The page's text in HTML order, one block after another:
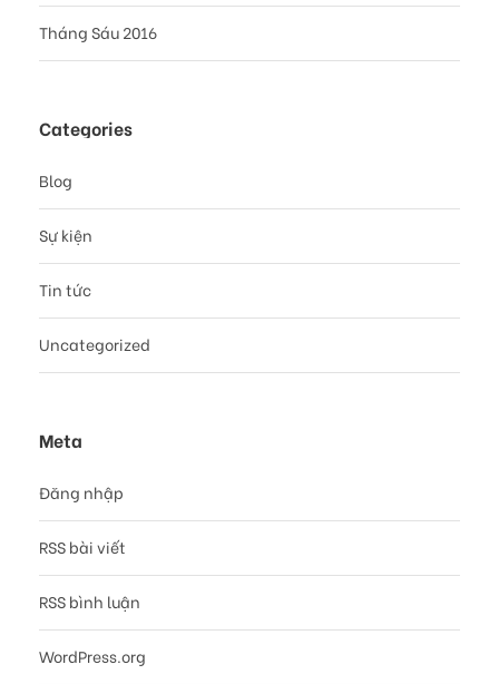
Tháng Sáu 2016
Categories
Blog
Sự kiện
Tin tức
Uncategorized
Meta
Đăng nhập
RSS bài viết
RSS bình luận
WordPress.org